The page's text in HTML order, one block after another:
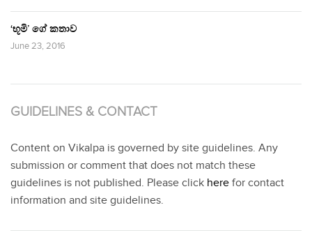
‘භූමි’ ගේ කතාව
June 23, 2016
GUIDELINES & CONTACT
Content on Vikalpa is governed by site guidelines. Any
submission or comment that does not match these
guidelines is not published. Please click here for contact
information and site guidelines.